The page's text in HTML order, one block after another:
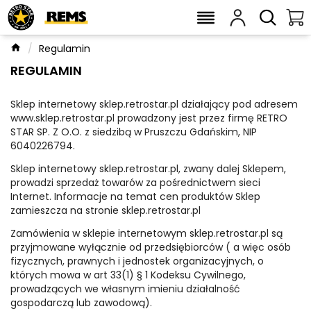
Regulamin
REGULAMIN
Sklep internetowy sklep.retrostar.pl działający pod adresem
www.sklep.retrostar.pl prowadzony jest przez firmę RETRO
STAR SP. Z O.O. z siedzibą w Pruszczu Gdańskim, NIP
6040226794.
Sklep internetowy sklep.retrostar.pl, zwany dalej Sklepem,
prowadzi sprzedaż towarów za pośrednictwem sieci
Internet. Informacje na temat cen produktów Sklep
zamieszcza na stronie sklep.retrostar.pl
Zamówienia w sklepie internetowym sklep.retrostar.pl są
przyjmowane wyłącznie od przedsiębiorców ( a więc osób
fizycznych, prawnych i jednostek organizacyjnych, o
których mowa w art 33(1) § 1 Kodeksu Cywilnego,
prowadzących we własnym imieniu działalność
gospodarczą lub zawodową).